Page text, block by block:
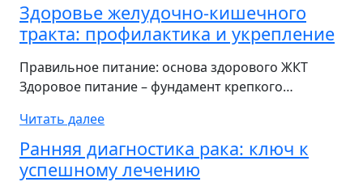
Здоровье желудочно-кишечного
тракта: профилактика и укрепление
Правильное питание: основа здорового ЖКТ
Здоровое питание – фундамент крепкого…
Читать далее
Ранняя диагностика рака: ключ к
успешному лечению